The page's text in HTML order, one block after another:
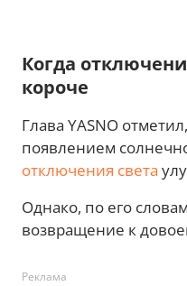
Когда
короче
Глава YASNO
появлением
отключения света
Однако, по его
возвращение к
Реклама